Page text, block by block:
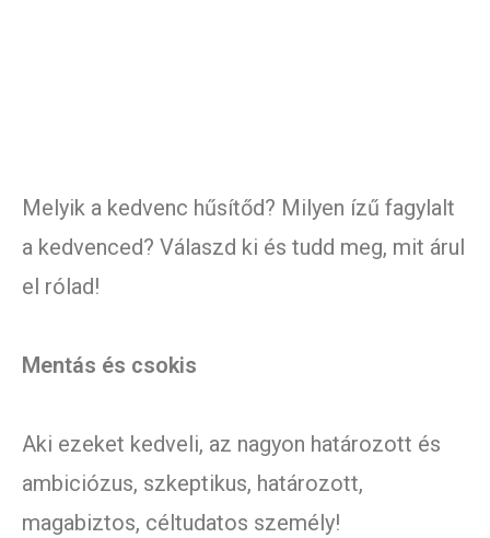
Melyik a kedvenc hűsítőd? Milyen ízű fagylalt
a kedvenced? Válaszd ki és tudd meg, mit árul
el rólad!
Mentás és csokis
Aki ezeket kedveli, az nagyon határozott és
ambiciózus, szkeptikus, határozott,
magabiztos, céltudatos személy!